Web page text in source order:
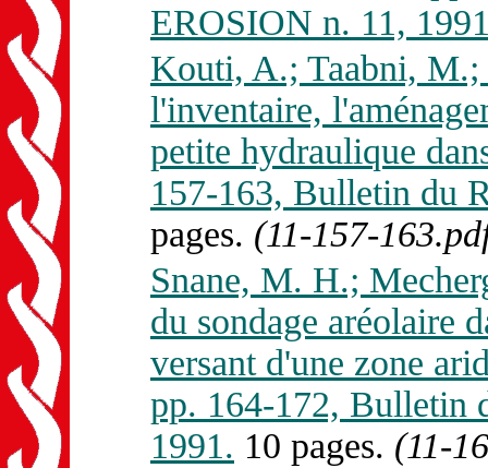
EROSION n. 11,
Kouti, A.; Taabni, M.;
l'inventaire,
petite hydraulique
157-163, Bulletin du
pages. (11-157-
Snane, M. H.;
du sondage aréolaire
versant d'une zone
pp. 164-172, Bulletin
1991. 10 pages. (11-